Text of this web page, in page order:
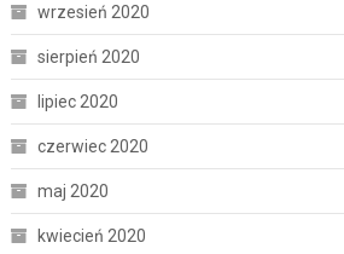
wrzesień 2020
sierpień 2020
lipiec 2020
czerwiec 2020
maj 2020
kwiecień 2020